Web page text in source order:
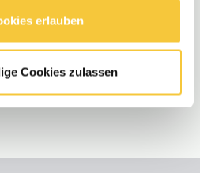
erlauben
Cookies zulassen